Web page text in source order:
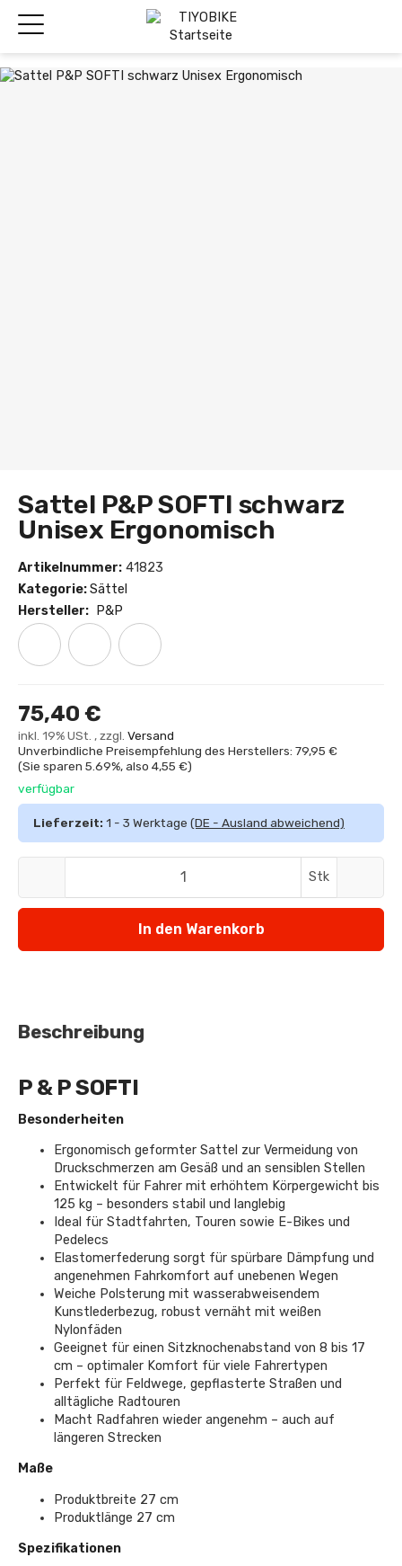
Sattel P&P SOFTI schwarz
Unisex Ergonomisch
Artikelnummer: 41823
Kategorie:Sättel
Hersteller: P&P
75,40 €
inkl. 19% USt. , zzgl. Versand
Unverbindliche Preisempfehlung des Herstellers: 79,95 €
(Sie sparen 5.69%, also 4,55 €)
verfügbar
Lieferzeit: 1 - 3 Werktage (DE - Ausland abweichend)
Stk
In den Warenkorb
Beschreibung
P & P SOFTI
Besonderheiten
Ergonomisch geformter Sattel zur Vermeidung von
Druckschmerzen am Gesäß und an sensiblen Stellen
Entwickelt für Fahrer mit erhöhtem Körpergewicht bis
125 kg – besonders stabil und langlebig
Ideal für Stadtfahrten, Touren sowie E-Bikes und
Pedelecs
Elastomerfederung sorgt für spürbare Dämpfung und
angenehmen Fahrkomfort auf unebenen Wegen
Weiche Polsterung mit wasserabweisendem
Kunstlederbezug, robust vernäht mit weißen
Nylonfäden
Geeignet für einen Sitzknochenabstand von 8 bis 17
cm – optimaler Komfort für viele Fahrertypen
Perfekt für Feldwege, gepflasterte Straßen und
alltägliche Radtouren
Macht Radfahren wieder angenehm – auch auf
längeren Strecken
Maße
Produktbreite 27 cm
Produktlänge 27 cm
Spezifikationen